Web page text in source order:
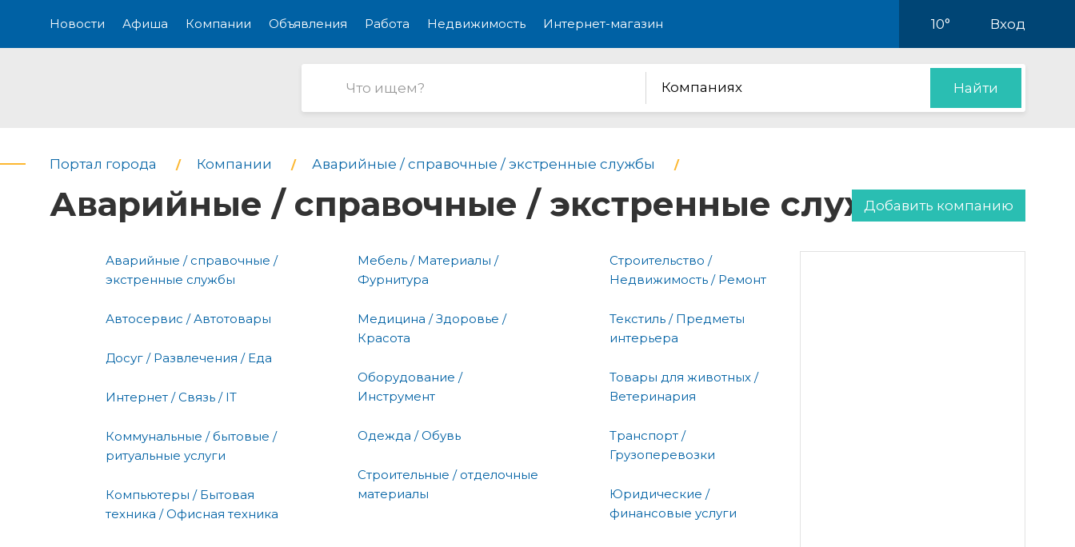
Новости Афиша Компании Объявления Работа Недвижимость Интернет-магазин 10° Вход
Компаниях Найти
Портал города Компании Аварийные / справочные / экстренные службы
Аварийные / справочные / экстренные службыДобавить компанию
Аварийные / справочные /
экстренные службы
Автосервис / Автотовары
Досуг / Развлечения / Еда
Интернет / Связь / IT
Коммунальные / бытовые /
ритуальные услуги
Компьютеры / Бытовая
техника / Офисная техника
Мебель / Материалы /
Фурнитура
Медицина / Здоровье /
Красота
Оборудование /
Инструмент
Одежда / Обувь
Строительные / отделочные
материалы
Строительство /
Недвижимость / Ремонт
Текстиль / Предметы
интерьера
Товары для животных /
Ветеринария
Транспорт /
Грузоперевозки
Юридические /
финансовые услуги